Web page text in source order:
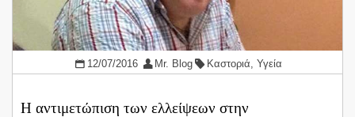
12/07/2016 Mr. Blog Καστοριά ,Υγεία
Η αντιμετώπιση των ελλείψεων στην